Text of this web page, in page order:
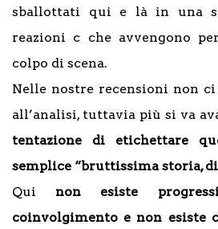
sballottati qui e là in una
reazioni c che avvengono
colpo di scena.
Nelle nostre recensioni non
all’analisi, tuttavia più si va
tentazione di etichettare
semplice “bruttissima storia,
Qui non esiste
coinvolgimento e non esiste